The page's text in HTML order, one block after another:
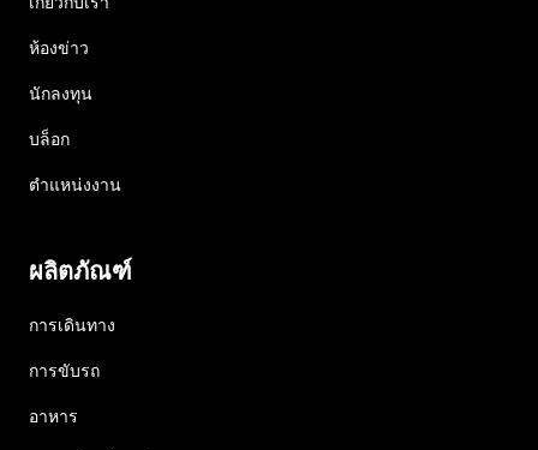
ห้องข่าว
นักลงทุน
บล็อก
ตำแหน่งงาน
ผลิตภัณฑ์
การเดินทาง
การขับรถ
อาหาร